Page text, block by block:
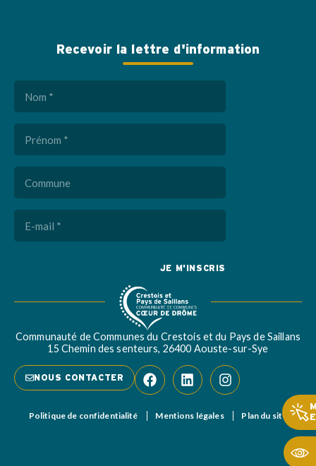
Recevoir la lettre d'information
Nom
(Nécessaire)
Prénom
(Nécessaire)
Commune
E-
mail
(Nécessaire)
Communauté de Communes du Crestois et du Pays de Saillans
15 Chemin des senteurs, 26400 Aouste-sur-Sye
NOUS CONTACTER
Politique de confidentialité Mentions légales Plan du site